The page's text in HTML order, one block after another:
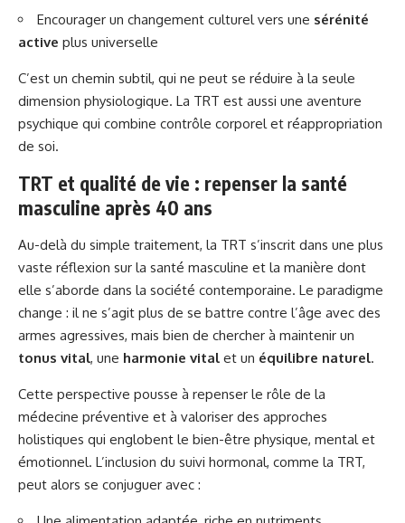
Encourager un changement culturel vers une sérénité
active plus universelle
C’est un chemin subtil, qui ne peut se réduire à la seule
dimension physiologique. La TRT est aussi une aventure
psychique qui combine contrôle corporel et réappropriation
de soi.
TRT et qualité de vie : repenser la santé
masculine après 40 ans
Au-delà du simple traitement, la TRT s’inscrit dans une plus
vaste réflexion sur la santé masculine et la manière dont
elle s’aborde dans la société contemporaine. Le paradigme
change : il ne s’agit plus de se battre contre l’âge avec des
armes agressives, mais bien de chercher à maintenir un
tonus vital, une harmonie vital et un équilibre naturel.
Cette perspective pousse à repenser le rôle de la
médecine préventive et à valoriser des approches
holistiques qui englobent le bien-être physique, mental et
émotionnel. L’inclusion du suivi hormonal, comme la TRT,
peut alors se conjuguer avec :